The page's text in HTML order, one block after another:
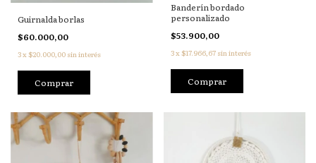
Guirnalda borlas
$60.000,00
3x $20.000,00 sin interés
Comprar
Banderín bordado
personalizado
$53.900,00
3x$17.966,67 sin interés
Comprar